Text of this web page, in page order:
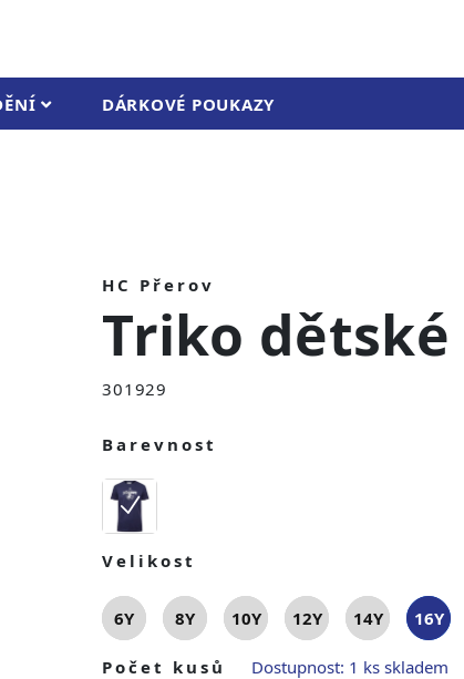
DÁRKOVÉ POUKAZY
HC Přerov
Triko dětské
301929
Barevnost
Velikost
6Y 8Y 10Y 12Y 14Y 16Y
Počet kusů
Dostupnost: 1 ks skladem